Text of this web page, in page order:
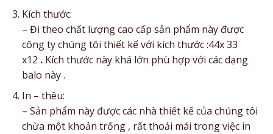
Kích thước:
– Đi theo chất lượng cao cấp sản phẩm này được
công ty chúng tôi thiết kế với kích thước :44x 33
x12 . Kích thước này khá lớn phù hợp với các dạng
balo này .
In – thêu:
– Sản phẩm này được các nhà thiết kế của chúng tôi
chừa một khoản trống , rất thoải mái trong việc in